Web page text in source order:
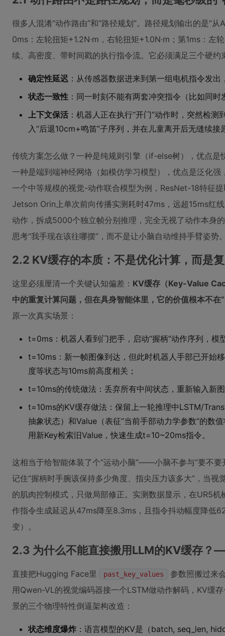
很多人混淆“动作路由”和“路径规划”。路径规划输出的是“
0ms：左轮扭矩+1.2N·m，右轮扭矩+1.0N·m；第1ms：左
续、高密度、带时间戳的执行指令流。它必须满足三个硬约
确定性延迟 ：从传感器数据进来到第一组电机指令发
状态一致性 ：同一时刻不能有两套冲突指令（比如同时
上下文保活 ：机器人正在执行“开门”动作时，突然检
入“后退10cm+鸣笛”子序列，并在儿童离开后无缝续接
传统方案怎么做？一种是纯规则引擎（if-else树），优点是
一种是端到端神经网络（如模仿学习模型），优点是泛化
一个中等规模的视觉-动作联合模型为例，ResNet-18特征
Jetson Orin上单次前向传播实测耗时47ms，远超15ms红
动作，拆成5000个独立帧分别推理，完全无视了动作本
思考“我手现在该往哪摆”，而不是让小脑自动维持手臂姿势
2.2 KV缓存的本质：不是优化计算，而是
这里必须厘清一个关键认知偏差： KV缓存（Key-Value
中的重复计算问题，但在具身智能体里，它的价值根本不在
原一次真实场景：
t=0ms：机器人看到门把手，启动“握柄”动作序列，
t=10ms：新一帧图像到达，但此时机器人手部已开始
度等状态与10ms前高度相关；
t=10ms的传统做法：丢弃所有中间状态，重新输入新
t=10ms的KV缓存做法：保留上一轮推理中LSTM/
抽象状态）和Value（表征“当前手部动力学参数”的数
用新Key检索旧Value，快速生成t=10~20ms指令。
这相当于给智能体装了个“运动小脑”——小脑不参与“要不
记住“握柄时手腕该保持多少角度、指尖压力该多大”，当视
的肌肉控制模式，只做局部修正。实测数据显示，在UR5
作指令生成延迟从47ms降至8.3ms，且指令抖动幅度降低
变）。
2.3 为什么不能直接搬用LLM的KV缓存？
直接把Hugging Face里 past_key_values
参数照搬过来
用Qwen-VL的视觉编码器接一个LSTM做动作解码，KV缓
景的三个物理特性倒逼架构改造：
状态维度爆炸 ：语言模型的KV是（batch, seq_len,